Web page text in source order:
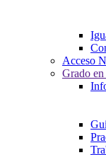
Acceso
Grado